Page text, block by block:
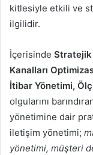
kitlesiyle etkili ve
ilgilidir.
İçerisinde Stratejik
Kanalları
İtibar Yönetimi,
olgularını
yönetimine dair
iletişim yönetimi;
yönetimi, müşteri